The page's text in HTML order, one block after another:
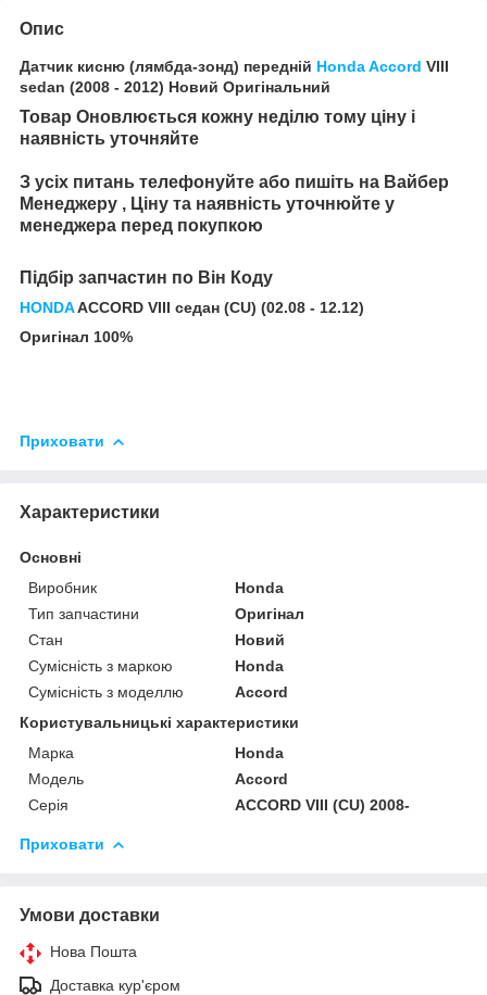
Опис
Датчик кисню (лямбда-зонд) передній Honda Accord VIII
sedan (2008 - 2012) Новий Оригінальний
Товар Оновлюється кожну неділю тому ціну і
наявність уточняйте
З усіх питань телефонуйте або пишіть на Вайбер
Менеджеру , Ціну та наявність уточнюйте у
менеджера перед покупкою
Підбір запчастин по Він Коду
HONDAACCORD VIII седан (CU) (02.08 - 12.12)
Оригінал 100%
Приховати
Характеристики
Основні
Виробник
Honda
Тип запчастини
Оригінал
Стан
Новий
Сумісність з маркою
Honda
Сумісність з моделлю
Accord
Користувальницькі характеристики
Марка
Honda
Модель
Accord
Серія
ACCORD VIII (CU) 2008-
Приховати
Умови доставки
Нова Пошта
Доставка кур'єром